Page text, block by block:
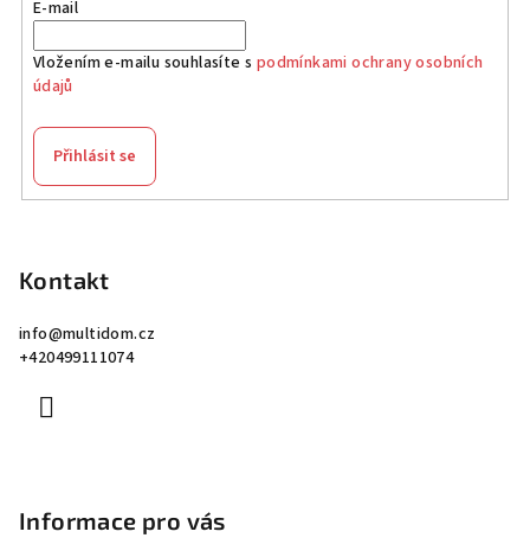
E-mail
Vložením e-mailu souhlasíte s podmínkami ochrany osobních
údajů
Přihlásit se
Kontakt
info@multidom.cz
+420499111074
Informace pro vás